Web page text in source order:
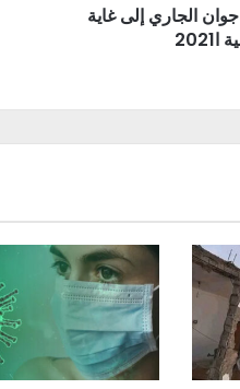
اجراءات جديدة من 26 جوان الجاري إلى غاية